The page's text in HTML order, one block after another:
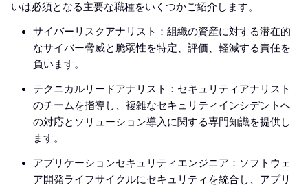
いは必須となる主要な職種をいくつかご紹介します。
サイバーリスクアナリスト：組織の資産に対する潜在的
なサイバー脅威と脆弱性を特定、評価、軽減する責任を
負います。
テクニカルリードアナリスト：セキュリティアナリスト
のチームを指導し、複雑なセキュリティインシデントへ
の対応とソリューション導入に関する専門知識を提供し
ます。
アプリケーションセキュリティエンジニア：ソフトウェ
ア開発ライフサイクルにセキュリティを統合し、アプリ